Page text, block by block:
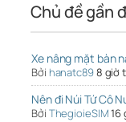
Chủ đề gần
Xe nâng mặt bàn
Bởi hanatc898 giờ
Nên đi Núi Tứ Cô
Bởi ThegioieSIM16